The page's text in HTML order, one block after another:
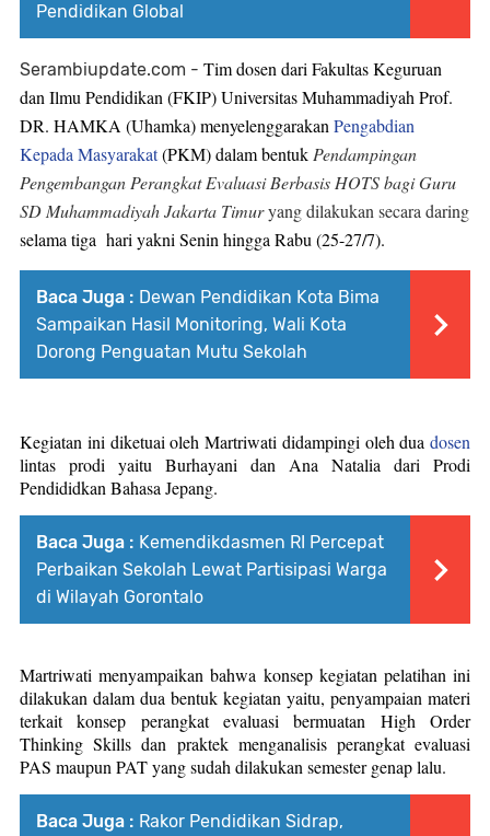
Pendidikan Global
Serambiupdate.com - Tim dosen dari Fakultas Keguruan
dan Ilmu Pendidikan (FKIP) Universitas Muhammadiyah Prof.
DR. HAMKA (Uhamka) menyelenggarakan Pengabdian
Kepada Masyarakat(PKM) dalam bentuk Pendampingan
Pengembangan Perangkat Evaluasi Berbasis HOTS bagi Guru
SD Muhammadiyah Jakarta Timuryang dilakukan secara daring
selama tiga hari yakni Senin hingga Rabu (25-27/7).
Baca Juga : Dewan Pendidikan Kota Bima
Sampaikan Hasil Monitoring, Wali Kota
Dorong Penguatan Mutu Sekolah
Kegiatan ini diketuai oleh Martriwati didampingi oleh dua dosen
lintas prodi yaitu Burhayani dan Ana Natalia dari Prodi
Pendididkan Bahasa Jepang.
Baca Juga : Kemendikdasmen RI Percepat
Perbaikan Sekolah Lewat Partisipasi Warga
di Wilayah Gorontalo
Martriwati menyampaikan bahwa konsep kegiatan pelatihan ini
dilakukan dalam dua bentuk kegiatan yaitu, penyampaian materi
terkait konsep perangkat evaluasi bermuatan High Order
Thinking Skills dan praktek menganalisis perangkat evaluasi
PAS maupun PAT yang sudah dilakukan semester genap lalu.
Baca Juga : Rakor Pendidikan Sidrap,